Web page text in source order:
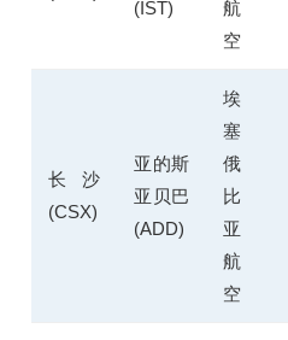
(IST)
航
空
长沙
(CSX)
亚的斯
亚贝巴
(ADD)
埃
塞
俄
比
亚
航
空